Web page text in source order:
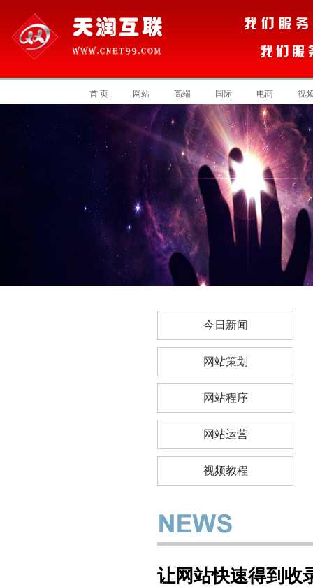
首 页 网站 高端 国际 电商 视
今日新闻
网站策划
网站程序
网站运营
视频教程
让网站快速得到收